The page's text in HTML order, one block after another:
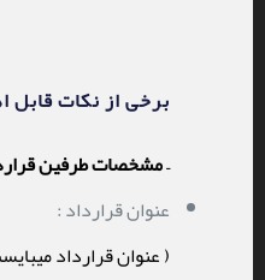
برخی از نکات قابل
– مشخصات طرفین
عنوان قرارداد :
( عنوان قرارداد